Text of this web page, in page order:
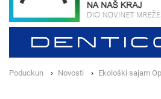
Poduckun Novosti Ekološki sajam